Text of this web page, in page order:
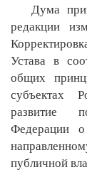
Дума
редакции
Устава в
общих
субъектах
развитие
Федерации
публичной